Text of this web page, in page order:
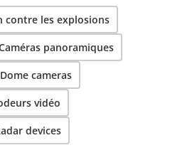
contre les explosions
panoramiques
Dome cameras
vidéo
devices